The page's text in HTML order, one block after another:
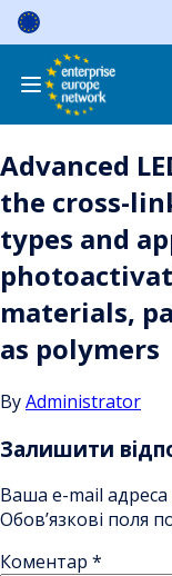
Skip
content
Advanced
the cross-
types and
materials,
as polymers
ByAdministrator
Залишити
Ваша e-mail
Обов’язкові поля
Коментар *